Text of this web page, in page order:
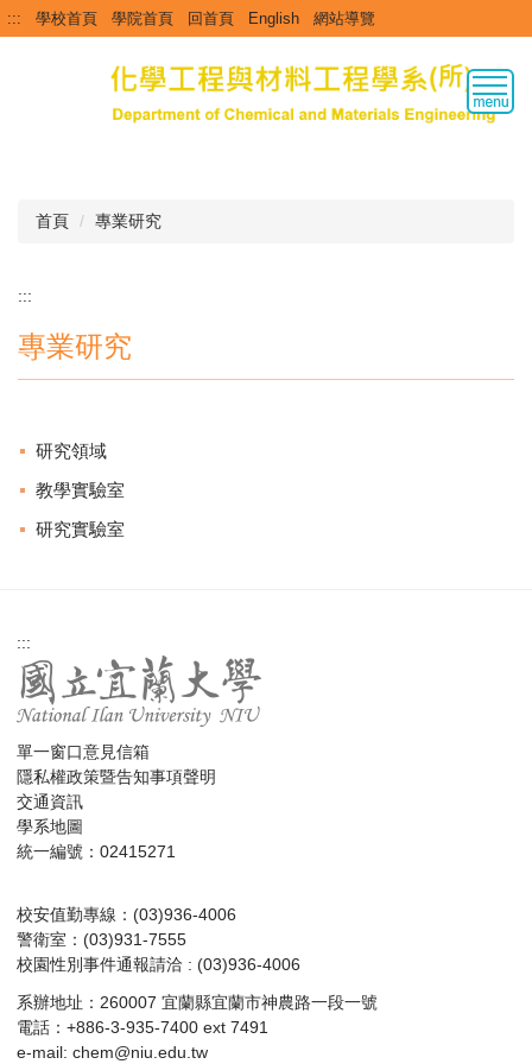
跳
到
::: 學校首頁 學院首頁 回首頁 English 網站導覽
首頁 專業研究
:::
專業研究
研究領域
教學實驗室
研究實驗室
:::
單一窗口意見信箱
隱私權政策暨告知事項聲明
交通資訊
學系地圖
統一編號：02415271
校安值勤專線：(03)936-4006
警衛室：(03)931-7555
校園性別事件通報請洽 : (03)936-4006
系辦地址：260007 宜蘭縣宜蘭市神農路一段一號
電話：+886-3-935-7400 ext 7491
e-mail: chem@niu.edu.tw